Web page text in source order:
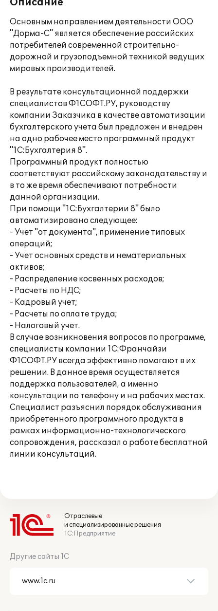
Описание
Основным направлением деятельности ООО
"Дорма-С" является обеспечение российских
потребителей современной строительно-
дорожной и грузоподъемной техникой ведущих
мировых производителей.
В результате консультационной поддержки
специалистов Ф1СОФТ.РУ, руководству
компании Заказчика в качестве автоматизации
бухгалтерского учета был предложен и внедрен
на одно рабочее место программный продукт
"1С:Бухгалтерия 8".
Программный продукт полностью
соответствуют российскому законодательству и
в то же время обеспечивают потребности
данной организации.
При помощи "1С:Бухгалтерии 8" было
автоматизировано следующее:
- Учет "от документа", применение типовых
операций;
- Учет основных средств и нематериальных
активов;
- Распределение косвенных расходов;
- Расчеты по НДС;
- Кадровый учет;
- Расчеты по оплате труда;
- Налоговый учет.
В случае возникновения вопросов по программе,
специалисты компании 1С:Франчайзи
Ф1СОФТ.РУ всегда эффективно помогают в их
решении. В данное время осуществляется
поддержка пользователей, а именно
консультации по телефону и на рабочих местах.
Специалист разъяснил порядок обслуживания
приобретенного программного продукта в
рамках информационно-технологического
сопровождения, рассказал о работе бесплатной
линии консультаций.
Отраслевые
и специализированные решения
1С:Предприятие
Другие сайты 1С